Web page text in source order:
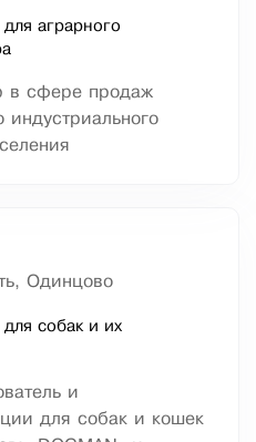
аграрного
в сфере продаж
индустриального
Одинцово
для собак и их
и
для собак и кошек